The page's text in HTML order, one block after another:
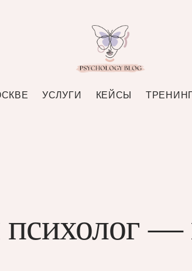
УСЛУГИ КЕЙСЫ
психолог —